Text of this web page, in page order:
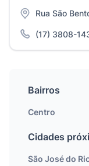
Rua São
(17) 3808-
Bairros
Centro
Cidades
São José do